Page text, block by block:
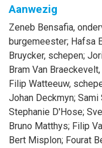
Aanwezig
Zeneb Bensafia,
burgemeester; Hafsa
Bruycker, schepen;
Bram Van Braeckevelt
Filip Watteeuw,
Johan Deckmyn; Sami
Stephanie D'Hose;
Bruno Matthys; Filip
Bert Misplon; Fourat